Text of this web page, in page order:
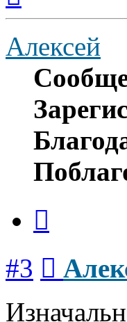
началу
Алексей
#3